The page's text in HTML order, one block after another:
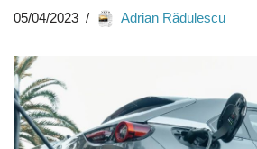
05/04/2023 Adrian Rădulescu